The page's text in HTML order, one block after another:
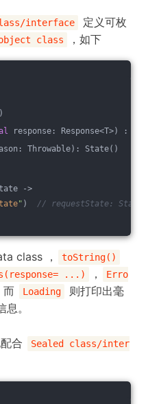
interface
定义可枚
class ，如下
response: Response<T>) :
Throwable): State()
->
" ) // requestState:
class ， toString()
...) ，
Erro
而 Loading
则打印出毫
。
合
Sealed class/inter